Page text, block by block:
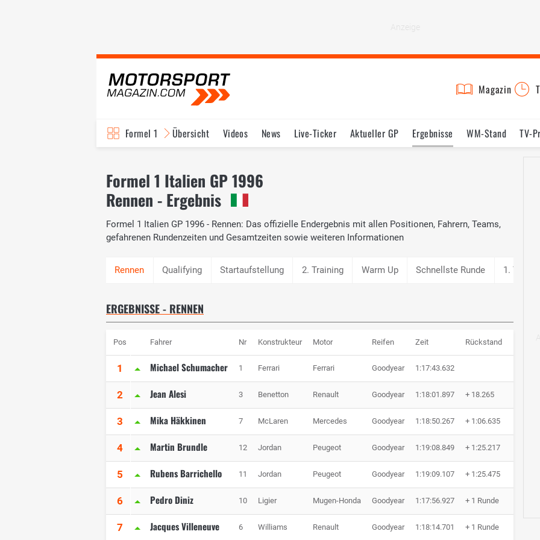
Magazin
Formel 1 Übersicht Videos News Live-Ticker Aktueller GP Ergebnisse WM-Stand TV-
Formel 1 Italien GP 1996
Rennen - Ergebnis
Formel 1 Italien GP 1996 - Rennen: Das offizielle Endergebnis mit allen Positionen, Fahrern, Teams,
gefahrenen Rundenzeiten und Gesamtzeiten sowie weiteren Informationen
Qualifying Startaufstellung 2. Training Warm Up Schnellste Runde 1. Training
ERGEBNISSE - RENNEN
Pos Fahrer Nr Konstrukteur Motor Reifen Zeit Rückstand
1 Michael Schumacher 1 Ferrari Ferrari Goodyear 1:17:43.632
2 Jean Alesi 3 Benetton Renault Goodyear 1:18:01.897 + 18.265
3 Mika Häkkinen 7 McLaren Mercedes Goodyear 1:18:50.267 + 1:06.635
4 Martin Brundle 12 Jordan Peugeot Goodyear 1:19:08.849 + 1:25.217
5 Rubens Barrichello 11 Jordan Peugeot Goodyear 1:19:09.107 + 1:25.475
6 Pedro Diniz 10 Ligier Mugen-Honda Goodyear 1:17:56.927 + 1 Runde
7 Jacques Villeneuve 6 Williams Renault Goodyear 1:18:14.701 + 1 Runde